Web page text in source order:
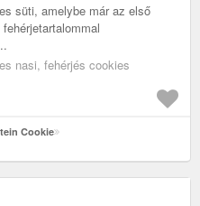
süti, amelybe már az első
nasi, fehérjés cookies
Cookie